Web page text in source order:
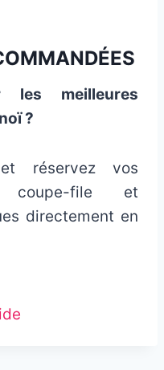
les meilleures
?
réservez vos
coupe-file et
directement en